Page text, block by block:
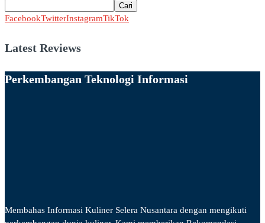
Cari
FacebookTwitterInstagramTikTok
Latest Reviews
Perkembangan Teknologi Informasi
Membahas Informasi Kuliner Selera Nusantara dengan mengikuti